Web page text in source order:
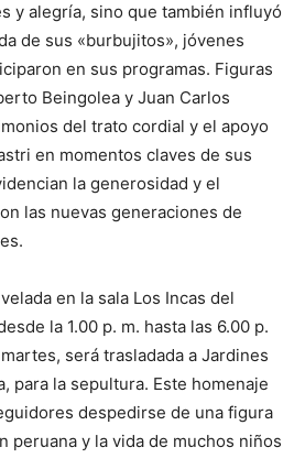
y alegría, sino que también influyó
de sus «burbujitos», jóvenes
en sus programas. Figuras
Beingolea y Juan Carlos
del trato cordial y el apoyo
en momentos claves de sus
la generosidad y el
las nuevas generaciones de
en la sala Los Incas del
la 1.00 p. m. hasta las 6.00 p.
será trasladada a Jardines
para la sepultura. Este homenaje
despedirse de una figura
peruana y la vida de muchos niños